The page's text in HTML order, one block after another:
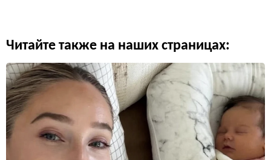
Читайте также на наших страницах: